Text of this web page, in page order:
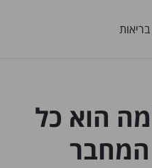
בריאות
הוא כל
המחבר